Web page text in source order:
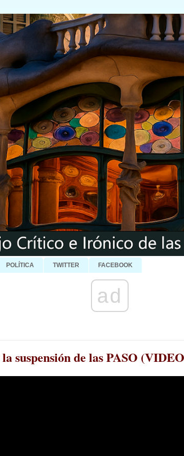
POLÍTICA TWITTER FACEBOOK
ad
suspensión de las PASO